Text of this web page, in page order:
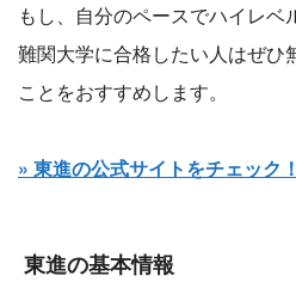
もし、自分のペースでハイレベ
難関大学に合格したい人はぜひ
ことをおすすめします。
» 東進の公式サイトをチェック！
東進の基本情報